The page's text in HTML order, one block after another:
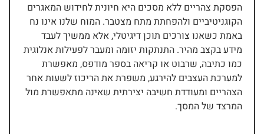
הפסקת צהריים ללא מסכים היא חיונית לחידוש המאגרים
הקוגניטיביים ולהפחתת מתח מצטבר. המוח שלנו אינו נח
באמת כשאנו צורכים תוכן דיגיטלי, אלא ממשיך לעבד
מידע בקצב מהיר. התנתקות יזומה ומעבר לפעילות אנלוגית
כמו כתיבה, שרבוט או קריאה בספר מודפס, מאפשרת
למערכת העצבים להירגע, משפרת את הריכוז לשעות אחר
הצהריים ומעודדת חשיבה יצירתית שאינה מתאפשרת מול
המרצד של המסך.